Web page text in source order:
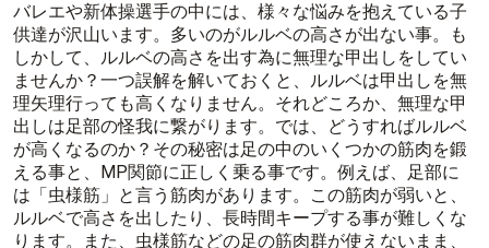
バレエや新体操選手の中には、様々な悩みを抱えている子
供達が沢山います。多いのがルルベの高さが出ない事。も
しかして、ルルベの高さを出す為に無理な甲出しをしてい
ませんか？一つ誤解を解いておくと、ルルベは甲出しを無
理矢理行っても高くなりません。それどころか、無理な甲
出しは足部の怪我に繋がります。では、どうすればルルベ
が高くなるのか？その秘密は足の中のいくつかの筋肉を鍛
える事と、MP関節に正しく乗る事です。例えば、足部に
は「虫様筋」と言う筋肉があります。この筋肉が弱いと、
ルルベで高さを出したり、長時間キープする事が難しくな
ります。また、虫様筋などの足の筋肉群が使えないまま、